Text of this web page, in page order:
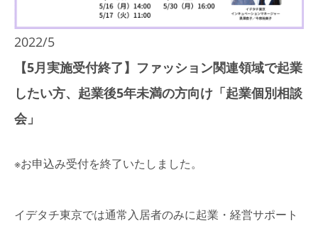
2022/5
【5月実施受付終了】ファッション関連領域で起業
したい方、起業後5年未満の方向け「起業個別相談
会」
※お申込み受付を終了いたしました。
イデタチ東京では通常入居者のみに起業・経営サポート